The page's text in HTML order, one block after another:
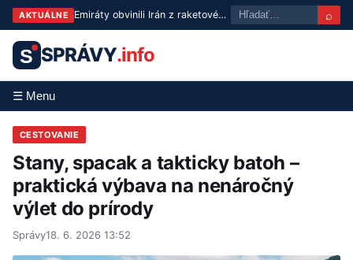
AKTUÁLNE Emiráty obvinili Irán z raketového útoku na tanker v Hormuzskom prielive ⌕
S SPRÁVY.info
☰ Menu
CESTOVANIE
Stany, spacak a takticky batoh –
praktická výbava na nenáročný
výlet do prírody
Správy18. 6. 2026 13:52